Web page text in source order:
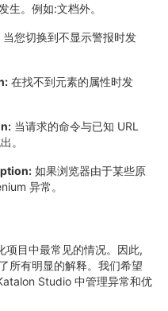
生。例如:文档外。
当您切换到不显示警报时发
在找不到元素的属性时发
当请求的命令与已知 URL
。
如果浏览器由于某些原
异常。
项目中最常见的情况。因此,
所有明显的解释。我们希望
Studio 中管理异常和优